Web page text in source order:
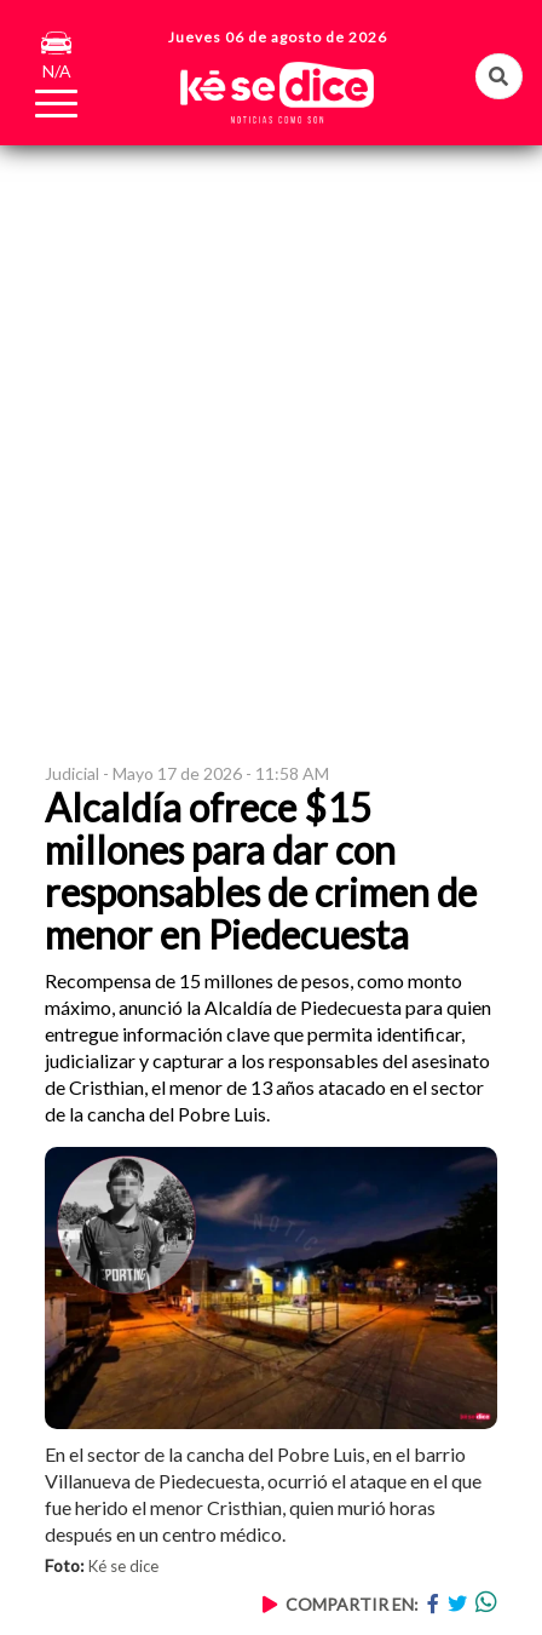
N/A
Jueves 06 de agosto de 2026
Judicial -Mayo 17 de 2026 - 11:58 AM
Alcaldía ofrece $15
millones para dar con
responsables de crimen de
menor en Piedecuesta
Recompensa de 15 millones de pesos, como monto
máximo, anunció la Alcaldía de Piedecuesta para quien
entregue información clave que permita identificar,
judicializar y capturar a los responsables del asesinato
de Cristhian, el menor de 13 años atacado en el sector
de la cancha del Pobre Luis.
En el sector de la cancha del Pobre Luis, en el barrio
Villanueva de Piedecuesta, ocurrió el ataque en el que
fue herido el menor Cristhian, quien murió horas
después en un centro médico.
Foto:Ké se dice
COMPARTIR EN: